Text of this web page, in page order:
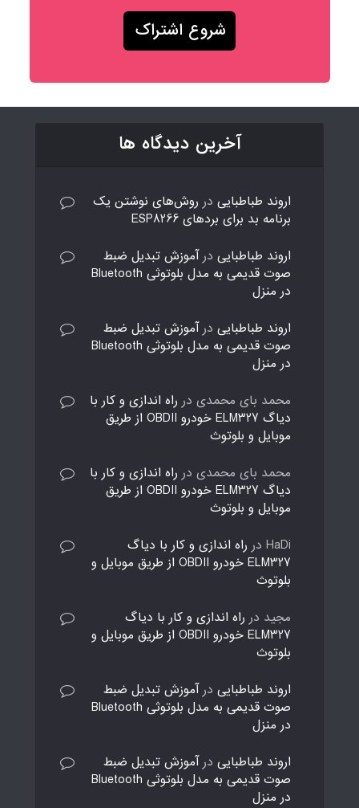
آخرین دیدگاه ها
اروند طباطبایی در روش‌های نوشتن یک
برنامه بد برای بردهای ESP8266
اروند طباطبایی درآموزش تبدیل ضبط
صوت قدیمی به مدل بلوتوثی Bluetooth
در منزل
اروند طباطبایی درآموزش تبدیل ضبط
صوت قدیمی به مدل بلوتوثی Bluetooth
در منزل
محمد بای محمدی در راه اندازی و کار با
دیاگ ELM327 خودرو OBDII از طریق
موبایل و بلوتوث
محمد بای محمدی در راه اندازی و کار با
دیاگ ELM327 خودرو OBDII از طریق
موبایل و بلوتوث
HaDi در راه اندازی و کار با دیاگ
ELM327 خودرو OBDII از طریق موبایل و
بلوتوث
مجید در راه اندازی و کار با دیاگ
ELM327 خودرو OBDII از طریق موبایل و
بلوتوث
اروند طباطبایی درآموزش تبدیل ضبط
صوت قدیمی به مدل بلوتوثی Bluetooth
در منزل
اروند طباطبایی درآموزش تبدیل ضبط
صوت قدیمی به مدل بلوتوثی Bluetooth
در منزل